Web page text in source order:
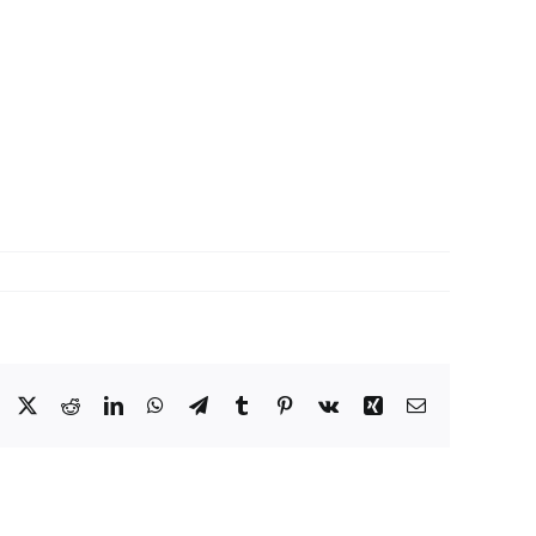
Facebook
X RedditLinkedInWhatsApp
TelegramTumblr Pinterest
Vk Xing Email